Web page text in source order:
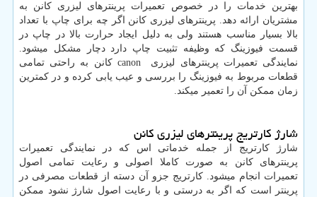
بهترین خدمات را در خصوص تعمیرات پرینترهای لیزری کانن به
مشتریان ارائه دهد. پرینترهای لیزری کانن اگر چه برای چاپ با تعداد
بالا بسیار مناسب هستند ولی به دلیل ایجاد حرارت بالا در چاپ در
قسمت فیوزینگ که وظیفه تثبیت چاپ دارد دچار مشکل میشود.
نمایندگی تعمیرات پرینترهای لیزری
canon کانن به راحتی تمامی
قطعات مربوط به فیوزینگ را بررسی و عیب یابی کرده و در کمترین
زمان ممکن آن را تعمیر میکند.
شارژ کارتریج پرینترهای لیزری کانن
شارژ کارتریج از جمله خدماتی اس که در نمایندگی تعمیرات
پرینترهای کانن به صورت کاملا اصولی و رعایت تمامی اصول
تعمیرات انجام میشود. کارتریج جزو آن دسته از قطعات مصرفی در
پرینتر است که اگر به درستی و با رعایت اصول شارژ نشود ممکن